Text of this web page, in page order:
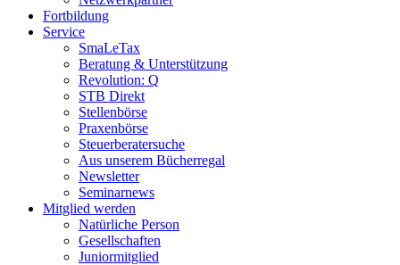
Fortbildung
Service
SmaLeTax
Beratung & Unterstützung
Revolution: Q
STB Direkt
Stellenbörse
Praxenbörse
Steuerberatersuche
Aus unserem Bücherregal
Newsletter
Seminarnews
Mitglied werden
Natürliche Person
Gesellschaften
Juniormitglied